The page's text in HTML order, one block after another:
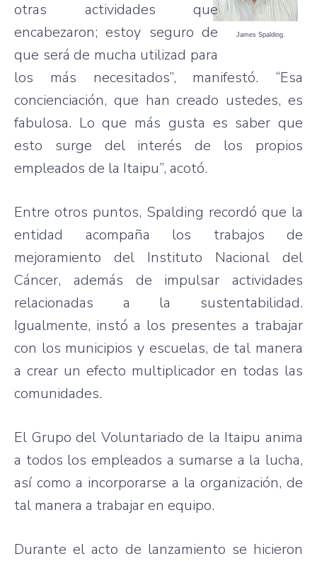
James Spalding.
otras actividades que
encabezaron; estoy seguro de
que será de mucha utilizad para
los más necesitados”, manifestó. “Esa
concienciación, que han creado ustedes, es
fabulosa. Lo que más gusta es saber que
esto surge del interés de los propios
empleados de la Itaipu”, acotó.
Entre otros puntos, Spalding recordó que la
entidad acompaña los trabajos de
mejoramiento del Instituto Nacional del
Cáncer, además de impulsar actividades
relacionadas a la sustentabilidad.
Igualmente, instó a los presentes a trabajar
con los municipios y escuelas, de tal manera
a crear un efecto multiplicador en todas las
comunidades.
El Grupo del Voluntariado de la Itaipu anima
a todos los empleados a sumarse a la lucha,
así como a incorporarse a la organización, de
tal manera a trabajar en equipo.
Durante el acto de lanzamiento se hicieron